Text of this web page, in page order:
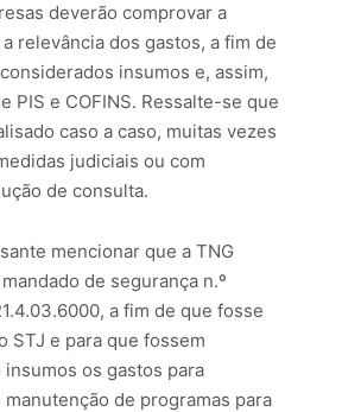
deverão comprovar a
relevância dos gastos, a fim de
insumos e, assim,
PIS e COFINS. Ressalte-se que
caso a caso, muitas vezes
judiciais ou com
de consulta.
mencionar que a TNG
de segurança n.º
a fim de que fosse
STJ e para que fossem
os gastos para
de programas para